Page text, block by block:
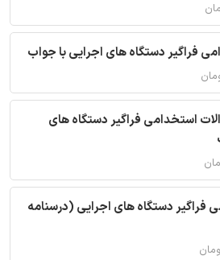
فراگیر دستگاه های اجرایی با جواب
استخدامی فراگیر دستگاه های
فراگیر دستگاه های اجرایی (درسنامه